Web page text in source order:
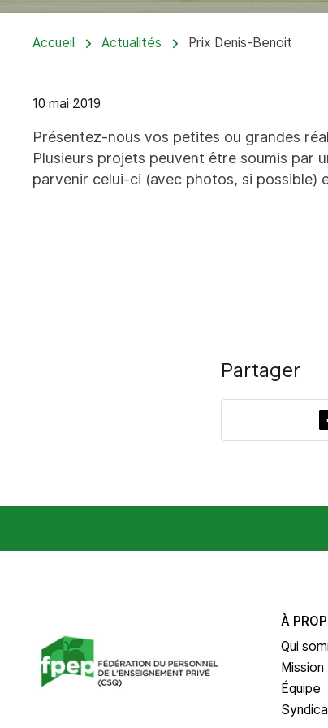
Accueil Actualités Prix Denis-Benoit
10 mai 2019
Présentez-nous vos petites ou grandes
Plusieurs projets peuvent être soumis par
parvenir celui-ci (avec photos, si possible)
Partager
À
Qui
Mission
Équipe